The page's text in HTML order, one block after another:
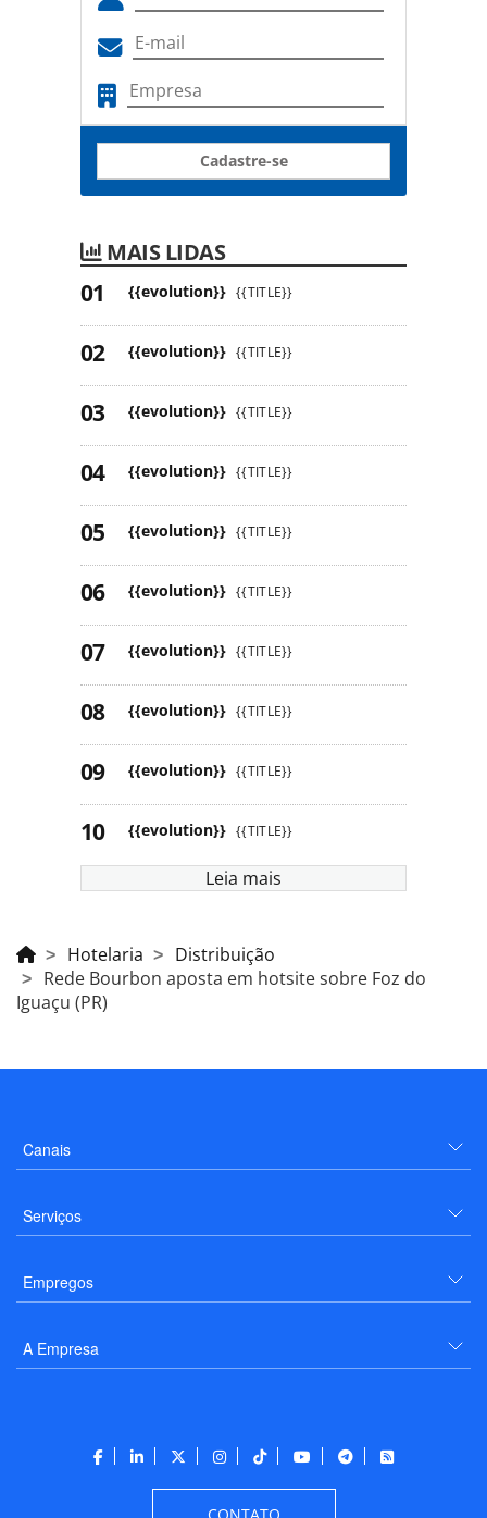
Cadastre-se
MAIS LIDAS
{{evolution}} {{TITLE}}
{{evolution}} {{TITLE}}
{{evolution}} {{TITLE}}
{{evolution}} {{TITLE}}
{{evolution}} {{TITLE}}
{{evolution}} {{TITLE}}
{{evolution}} {{TITLE}}
{{evolution}} {{TITLE}}
{{evolution}} {{TITLE}}
{{evolution}} {{TITLE}}
Leia mais
Hotelaria
Distribuição
Rede Bourbon aposta em hotsite sobre Foz do
Iguaçu (PR)
Canais
Serviços
Empregos
A Empresa
CONTATO